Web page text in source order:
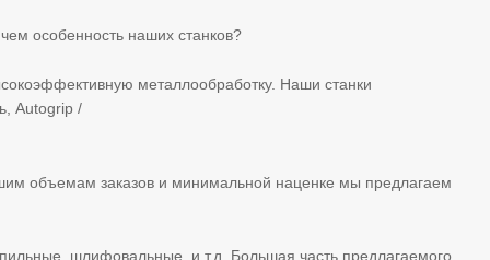
особенность наших станков?
металлообработку. Наши станки
Autogrip /
объемам заказов и минимальной наценке мы предлагаем
шлифовальные, и т.д. Большая часть предлагаемого